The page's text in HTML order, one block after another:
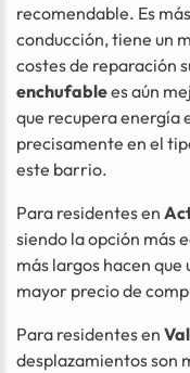
recomendable. Es
conducción, tiene un
costes de reparación
enchufablees aún
que recupera energía
precisamente en el
este barrio.
Para residentes en
siendo la opción más
más largos hacen
mayor precio de
Para residentes en
desplazamientos son